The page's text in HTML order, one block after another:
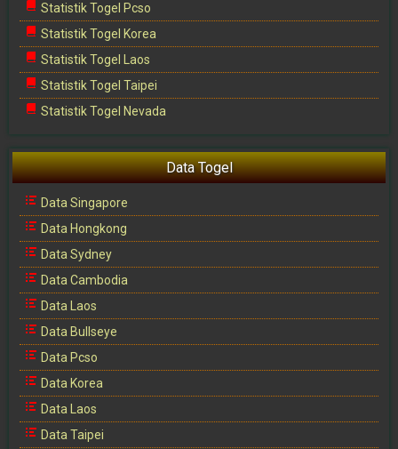
Statistik Togel Pcso
Statistik Togel Korea
Statistik Togel Laos
Statistik Togel Taipei
Statistik Togel Nevada
Data Togel
Data Singapore
Data Hongkong
Data Sydney
Data Cambodia
Data Laos
Data Bullseye
Data Pcso
Data Korea
Data Laos
Data Taipei